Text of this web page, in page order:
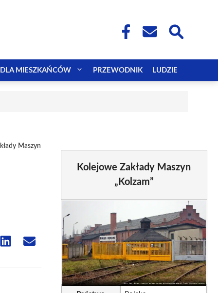
DLA MIESZKAŃCÓW PRZEWODNIK LUDZIE
Maszyn
Share Share
Kolejowe Zakłady Maszyn
„Kolzam”